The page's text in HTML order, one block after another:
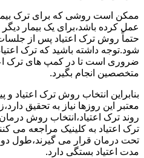
ممکن است روشی که برای ترک
عمل کرده باشد،برای یک بیمار
حتماً روش ترک اعتیاد پس از
شود.توجه داشته باشید که ترک
ضروری است تا در کمپ های ترک
متخصصین انجام بگیرد.
بنابراین انتخاب روش ترک اعتیاد و
معتبر این روزها نیاز به تحقیق
روند ترک اعتیاد،انتخاب روش
ترک اعتیاد به کلینیک مراجعه می
تحت درمان قرار می گیرند،طول
مدت اعتیاد بستگی دارد.